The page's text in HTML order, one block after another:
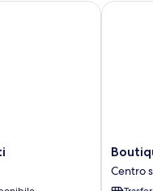
B&B
Vintage
Centro